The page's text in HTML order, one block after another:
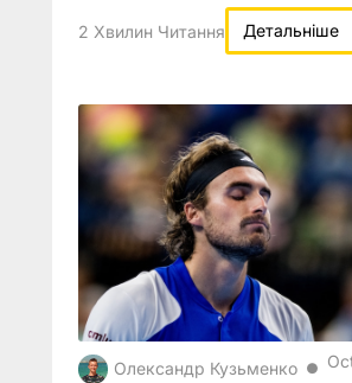
2 Хвилин Читання Детальніше
Олександр Кузьменко ●